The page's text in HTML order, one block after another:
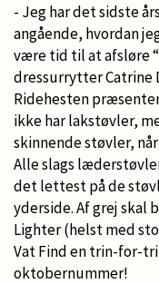
- Jeg har det sidste
angående, hvordan
være tid til at afsløre
dressurrytter Catrine
Ridehesten
ikke har lakstøvler,
skinnende støvler,
Alle slags
det lettest på de
yderside. Af grej skal
Lighter (helst med
Vat Find en trin-for-
oktobernummer!